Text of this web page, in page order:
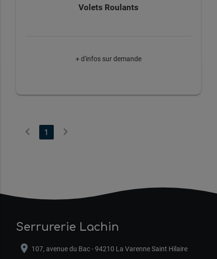
Volets Roulants
+ d'infos sur demande
chevron_left 1 chevron_right
Serrurerie Lachin
location_on 107, avenue du Bac - 94210 La Varenne Saint Hilaire